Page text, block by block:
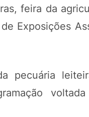
feira da
Exposições
pecuária